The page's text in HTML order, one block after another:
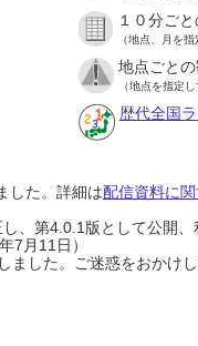
１０分ご
（地点、月を指
地点ごと
（地点を指定し
歴代全国
した。詳細は配信資料に
、第4.0.1版として公開
7月11日）
した。ご迷惑をおかけ